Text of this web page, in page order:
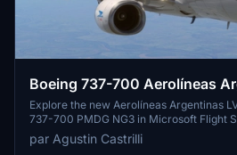
Boeing 737-700 Aerolíneas
new
Explore the new Aerolíneas Argentinas
737-700 PMDG NG3 in Microsoft Flight
easy via Operations Center.
par Agustin Castrilli